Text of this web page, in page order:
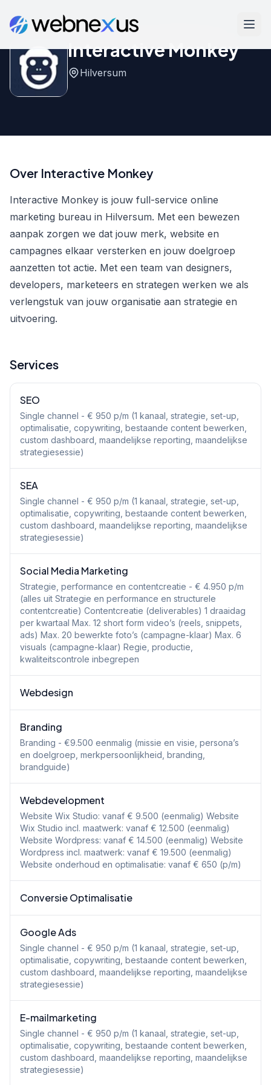
Interactive Monkey
Hilversum
Over Interactive Monkey
Interactive Monkey is jouw full-service online
marketing bureau in Hilversum. Met een bewezen
aanpak zorgen we dat jouw merk, website en
campagnes elkaar versterken en jouw doelgroep
aanzetten tot actie. Met een team van designers,
developers, marketeers en strategen werken we als
verlengstuk van jouw organisatie aan strategie en
uitvoering.
Services
SEO
Single channel - € 950 p/m (1 kanaal, strategie, set-up,
optimalisatie, copywriting, bestaande content bewerken,
custom dashboard, maandelijkse reporting, maandelijkse
strategiesessie)
SEA
Single channel - € 950 p/m (1 kanaal, strategie, set-up,
optimalisatie, copywriting, bestaande content bewerken,
custom dashboard, maandelijkse reporting, maandelijkse
strategiesessie)
Social Media Marketing
Strategie, performance en contentcreatie - € 4.950 p/m
(alles uit Strategie en performance en structurele
contentcreatie) Contentcreatie (deliverables) 1 draaidag
per kwartaal Max. 12 short form video’s (reels, snippets,
ads) Max. 20 bewerkte foto’s (campagne-klaar) Max. 6
visuals (campagne-klaar) Regie, productie,
kwaliteitscontrole inbegrepen
Webdesign
Branding
Branding - €9.500 eenmalig (missie en visie, persona’s
en doelgroep, merkpersoonlijkheid, branding,
brandguide)
Webdevelopment
Website Wix Studio: vanaf € 9.500 (eenmalig) Website
Wix Studio incl. maatwerk: vanaf € 12.500 (eenmalig)
Website Wordpress: vanaf € 14.500 (eenmalig) Website
Wordpress incl. maatwerk: vanaf € 19.500 (eenmalig)
Website onderhoud en optimalisatie: vanaf € 650 (p/m)
Conversie Optimalisatie
Google Ads
Single channel - € 950 p/m (1 kanaal, strategie, set-up,
optimalisatie, copywriting, bestaande content bewerken,
custom dashboard, maandelijkse reporting, maandelijkse
strategiesessie)
E-mailmarketing
Single channel - € 950 p/m (1 kanaal, strategie, set-up,
optimalisatie, copywriting, bestaande content bewerken,
custom dashboard, maandelijkse reporting, maandelijkse
strategiesessie)